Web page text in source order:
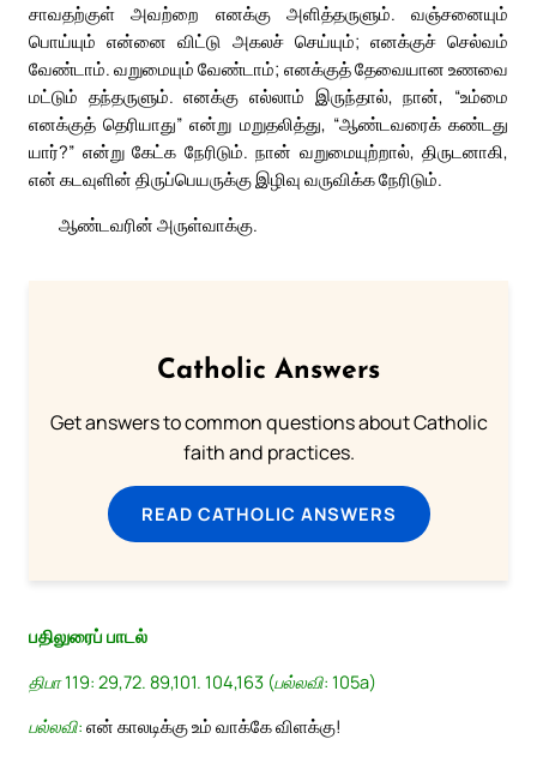
சாவதற்குள் அவற்றை எனக்கு அளித்தருளும். வஞ்சனையும்
பொய்யும் என்னை விட்டு அகலச் செய்யும்; எனக்குச் செல்வம்
வேண்டாம். வறுமையும் வேண்டாம்; எனக்குத் தேவையான உணவை
மட்டும் தந்தருளும். எனக்கு எல்லாம் இருந்தால், நான், “உம்மை
எனக்குத் தெரியாது” என்று மறுதலித்து, “ஆண்டவரைக் கண்டது
யார்?” என்று கேட்க நேரிடும். நான் வறுமையுற்றால், திருடனாகி,
என் கடவுளின் திருப்பெயருக்கு இழிவு வருவிக்க நேரிடும்.
ஆண்டவரின் அருள்வாக்கு.
Catholic Answers
Get answers to common questions about Catholic
faith and practices.
READ CATHOLIC ANSWERS
பதிலுரைப் பாடல்
திபா 119: 29,72. 89,101. 104,163 (பல்லவி: 105a)
பல்லவி: என் காலடிக்கு உம் வாக்கே விளக்கு!